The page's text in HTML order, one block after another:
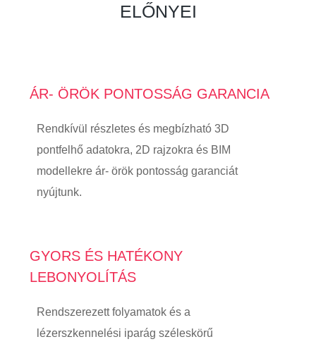
ELŐNYEI
ÁR- ÖRÖK PONTOSSÁG GARANCIA
Rendkívül részletes és megbízható 3D
pontfelhő adatokra, 2D rajzokra és BIM
modellekre ár- örök pontosság garanciát
nyújtunk.
GYORS ÉS HATÉKONY
LEBONYOLÍTÁS
Rendszerezett folyamatok és a
lézerszkennelési iparág széleskörű